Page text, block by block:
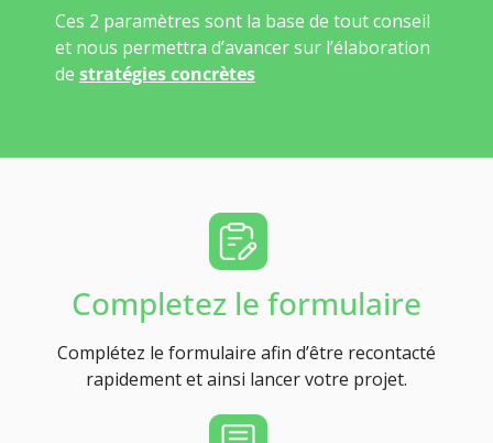
Ces 2 paramètres sont la base de tout conseil
et nous permettra d’avancer sur l’élaboration
de stratégies concrètes
Completez le formulaire
Complétez le formulaire afin d’être recontacté
rapidement et ainsi lancer votre projet.